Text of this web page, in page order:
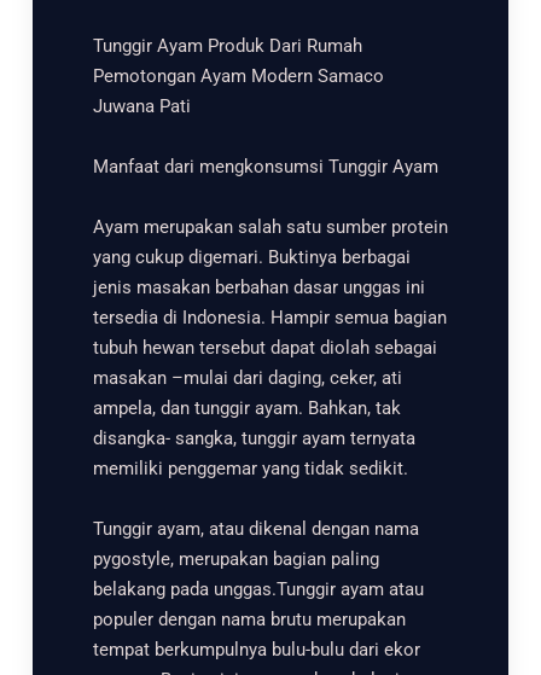
Tunggir Ayam Produk Dari Rumah
Pemotongan Ayam Modern Samaco
Juwana Pati
Manfaat dari mengkonsumsi Tunggir Ayam
Ayam merupakan salah satu sumber protein
yang cukup digemari. Buktinya berbagai
jenis masakan berbahan dasar unggas ini
tersedia di Indonesia. Hampir semua bagian
tubuh hewan tersebut dapat diolah sebagai
masakan –mulai dari daging, ceker, ati
ampela, dan tunggir ayam. Bahkan, tak
disangka- sangka, tunggir ayam ternyata
memiliki penggemar yang tidak sedikit.
Tunggir ayam, atau dikenal dengan nama
pygostyle, merupakan bagian paling
belakang pada unggas.Tunggir ayam atau
populer dengan nama brutu merupakan
tempat berkumpulnya bulu-bulu dari ekor